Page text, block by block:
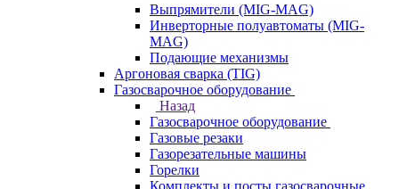
Выпрямители (MIG-MAG)
Инверторные полуавтоматы (MIG-
MAG)
Подающие механизмы
Аргоновая сварка (TIG)
Газосварочное оборудование
Назад
Газосварочное оборудование
Газовые резаки
Газорезательные машины
Горелки
Комплекты и посты газосварочные